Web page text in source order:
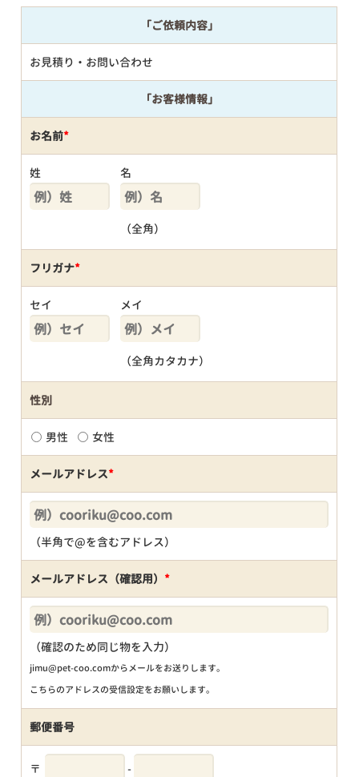
「ご依頼内容」
お見積り・お問い合わせ
「お客様情報」
お名前*
姓 名
（全角）
フリガナ*
セイ メイ
（全角カタカナ）
性別
男性 女性
メールアドレス*
（半角で@を含むアドレス）
メールアドレス（確認用） *
（確認のため同じ物を入力）
jimu@pet-coo.comからメールをお送りします。
こちらのアドレスの受信設定をお願いします。
郵便番号
〒 -